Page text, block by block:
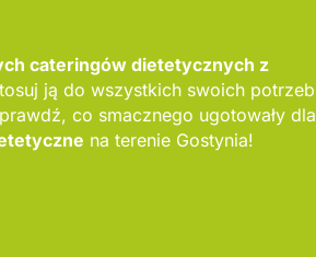
cateringów dietetycznych z
ją do wszystkich swoich potrzeb
co smacznego ugotowały dla
na terenie Gostynia!